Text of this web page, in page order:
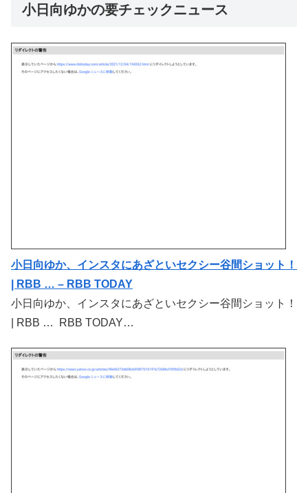
小日向ゆかの要チェックニュース
小日向ゆか、インスタにあざといセクシー谷間ショット！
| RBB … – RBB TODAY
小日向ゆか、インスタにあざといセクシー谷間ショット！
| RBB … RBB TODAY…